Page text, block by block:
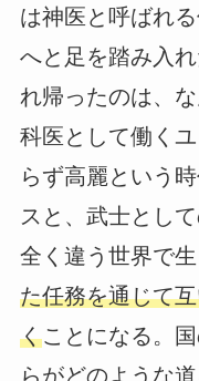
は神医と呼ばれ
へと足を踏み入
れ帰ったのは、
科医として働く
らず高麗という
スと、武士とし
全く違う世界で生
た任務を通じて
くことになる。
らがどのような